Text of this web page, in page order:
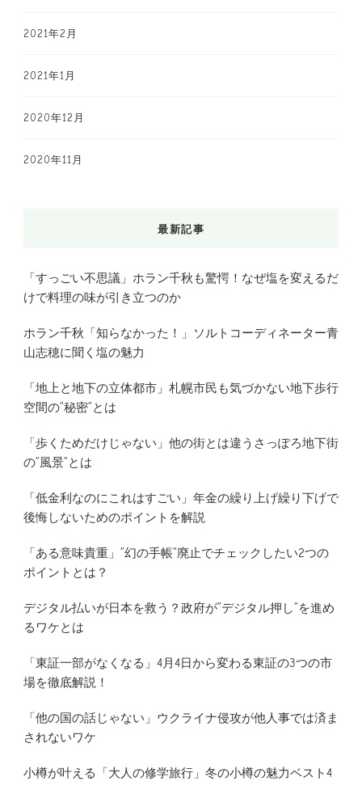
2021年2月
2021年1月
2020年12月
2020年11月
最新記事
「すっごい不思議」ホラン千秋も驚愕！なぜ塩を変えるだ
けで料理の味が引き立つのか
ホラン千秋「知らなかった！」ソルトコーディネーター青
山志穂に聞く塩の魅力
「地上と地下の立体都市」札幌市民も気づかない地下歩行
空間の”秘密”とは
「歩くためだけじゃない」他の街とは違うさっぽろ地下街
の”風景”とは
「低金利なのにこれはすごい」年金の繰り上げ繰り下げで
後悔しないためのポイントを解説
「ある意味貴重」”幻の手帳”廃止でチェックしたい2つの
ポイントとは？
デジタル払いが日本を救う？政府が”デジタル押し”を進め
るワケとは
「東証一部がなくなる」4月4日から変わる東証の3つの市
場を徹底解説！
「他の国の話じゃない」ウクライナ侵攻が他人事では済ま
されないワケ
小樽が叶える「大人の修学旅行」冬の小樽の魅力ベスト4